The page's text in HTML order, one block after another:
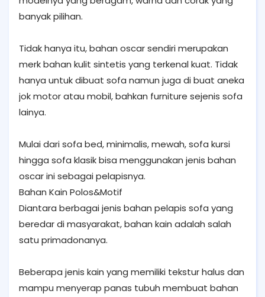
banyak pilihan.
Tidak hanya itu, bahan oscar sendiri merupakan
merk bahan kulit sintetis yang terkenal kuat. Tidak
hanya untuk dibuat sofa namun juga di buat aneka
jok motor atau mobil, bahkan furniture sejenis sofa
lainya.
Mulai dari sofa bed, minimalis, mewah, sofa kursi
hingga sofa klasik bisa menggunakan jenis bahan
oscar ini sebagai pelapisnya.
Bahan Kain Polos&Motif
Diantara berbagai jenis bahan pelapis sofa yang
beredar di masyarakat, bahan kain adalah salah
satu primadonanya.
Beberapa jenis kain yang memiliki tekstur halus dan
mampu menyerap panas tubuh membuat bahan